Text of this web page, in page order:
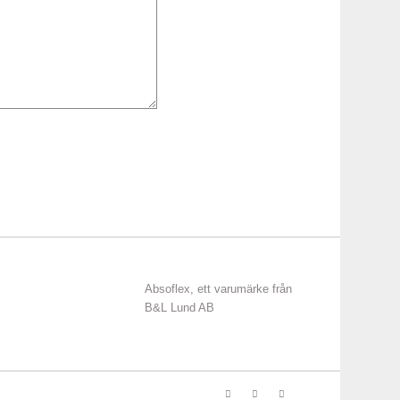
Absoflex, ett varumärke från
B&L Lund AB